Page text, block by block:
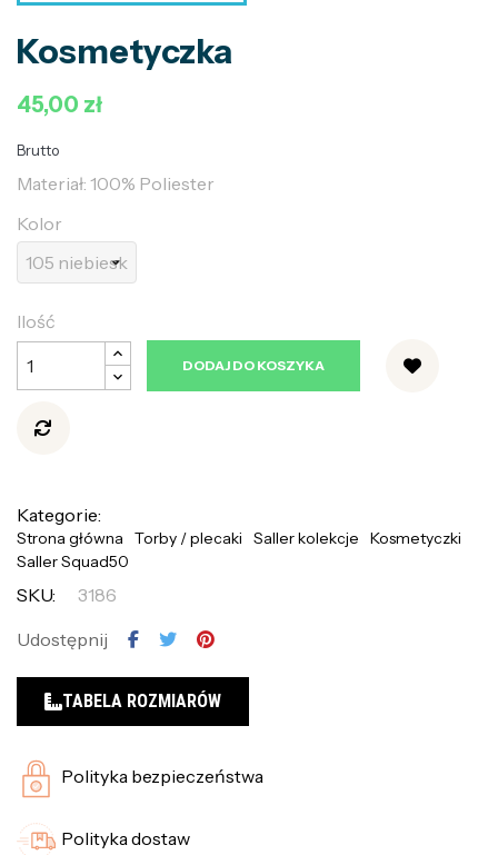
Kosmetyczka
45,00 zł
Brutto
Materiał: 100% Poliester
Kolor
Ilość
DODAJ DO KOSZYKA
Kategorie:
Strona główna Torby / plecaki Saller kolekcje
Kosmetyczki
Saller Squad50
SKU:
3186
Udostępnij
TABELA ROZMIARÓW
Polityka bezpieczeństwa
Polityka dostaw